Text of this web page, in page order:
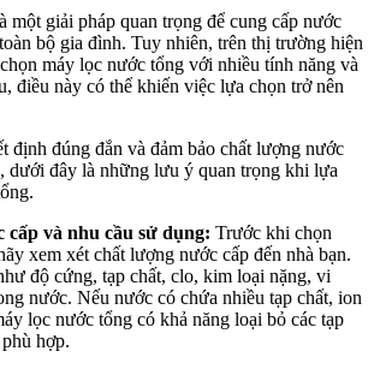
một giải pháp quan trọng để cung cấp nước
bộ gia đình. Tuy nhiên, trên thị trường hiện
máy lọc nước tổng với nhiều tính năng và
điều này có thể khiến việc lựa chọn trở nên
định đúng đắn và đảm bảo chất lượng nước
dưới đây là những lưu ý quan trọng khi lựa
cấp và nhu cầu sử dụng: Trước khi chọn
xem xét chất lượng nước cấp đến nhà bạn.
độ cứng, tạp chất, clo, kim loại nặng, vi
nước. Nếu nước có chứa nhiều tạp chất, ion
lọc nước tổng có khả năng loại bỏ các tạp
hợp.